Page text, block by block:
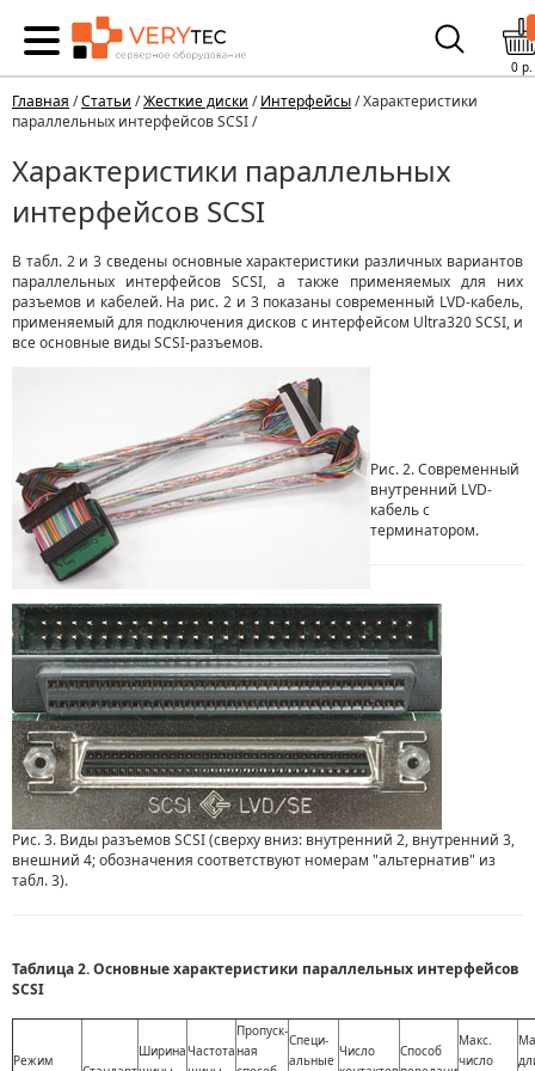
0р.
Главная /Статьи /Жесткие диски /Интерфейсы/ Характеристики
параллельных интерфейсов SCSI /
Характеристики параллельных
интерфейсов SCSI
В табл. 2 и 3 сведены основные характеристики различных вариантов
параллельных интерфейсов SCSI, а также применяемых для них
разъемов и кабелей. На рис. 2 и 3 показаны современный LVD-кабель,
применяемый для подключения дисков с интерфейсом Ultra320 SCSI, и
все основные виды SCSI-разъемов.
Рис. 2. Современный
внутренний LVD-
кабель с
терминатором.
Рис. 3. Виды разъемов SCSI (сверху вниз: внутренний 2, внутренний 3,
внешний 4; обозначения соответствуют номерам "альтернатив" из
табл. 3).
Таблица 2. Основные характеристики параллельных интерфейсов
SCSI
Режим
ШиринаЧастота
Пропуск-
ная
Специ-
альные
Число
Способ
Макс.
число